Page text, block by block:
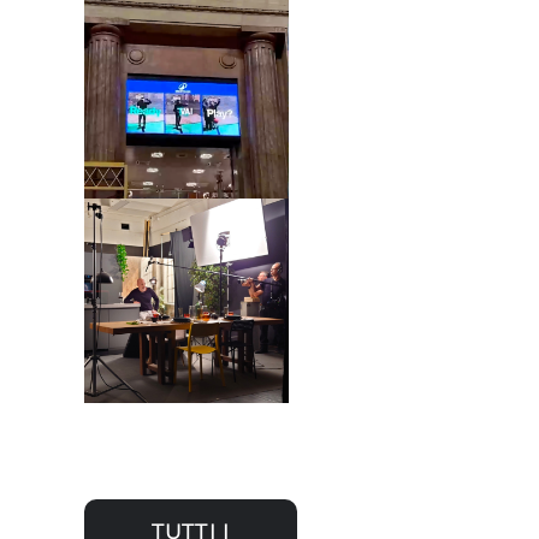
DECATHLON –
Digital
Experience –
Ready to Play?
NEFF –
Podcast &
Video-podcast
– “NEFF
SOUNDS
GOOD con
Alessio
Bertallot”
TUTTI I